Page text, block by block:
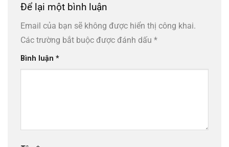
Để lại một bình luận
Email của bạn sẽ không được hiển thị công khai.
Các trường bắt buộc được đánh dấu *
Bình luận *